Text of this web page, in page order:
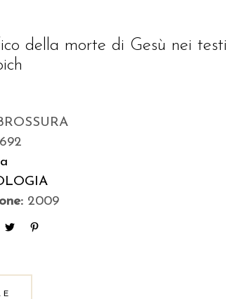
della morte di Gesù nei testi
2009